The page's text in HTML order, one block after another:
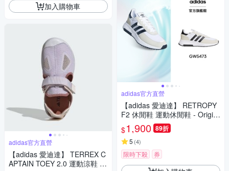
加入購物車
adidas官方直營
【adidas 愛迪達】 TERREX C
APTAIN TOEY 2.0 運動涼鞋 童
adidas官方直營
【adidas 愛迪達】 RETROPY
F2 休閒鞋 運動休閒鞋 - Origin
als 男鞋/女鞋 GW5473
$1,900 89折
5 (4)
限時下殺 券